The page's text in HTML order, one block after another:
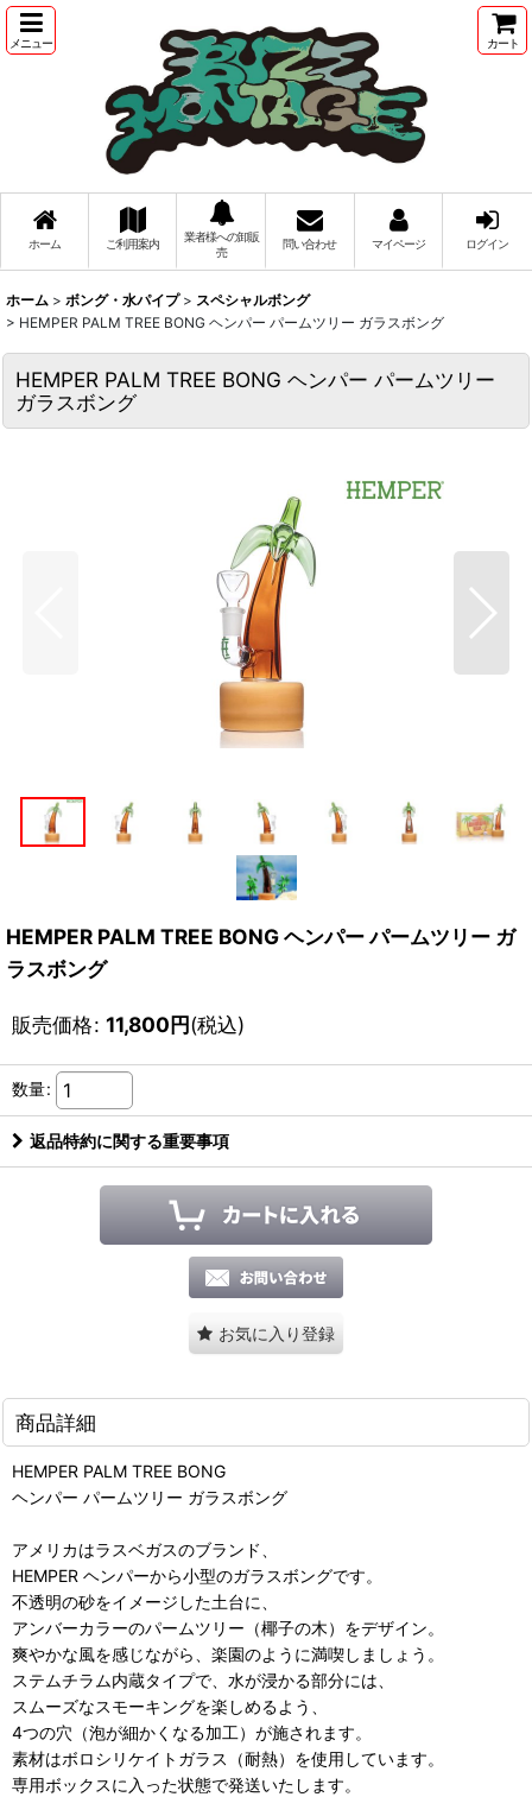
メニュー カート
ホーム ご利用案内
業者様への卸販
売
問い合わせ マイページ ログイン
ホーム > ボング・水パイプ > スペシャルボング
> HEMPER PALM TREE BONG ヘンパー パームツリー ガラスボング
HEMPER PALM TREE BONG ヘンパー パームツリー
ガラスボング
HEMPER PALM TREE BONG ヘンパー パームツリー ガ
ラスボング
販売価格: 11,800円(税込)
数量:
返品特約に関する重要事項
お気に入り登録
商品詳細
HEMPER PALM TREE BONG
ヘンパー パームツリー ガラスボング
アメリカはラスベガスのブランド、
HEMPER ヘンパーから小型のガラスボングです。
不透明の砂をイメージした土台に、
アンバーカラーのパームツリー（椰子の木）をデザイン。
爽やかな風を感じながら、楽園のように満喫しましょう。
ステムチラム内蔵タイプで、水が浸かる部分には、
スムーズなスモーキングを楽しめるよう、
4つの穴（泡が細かくなる加工）が施されます。
素材はボロシリケイトガラス（耐熱）を使用しています。
専用ボックスに入った状態で発送いたします。